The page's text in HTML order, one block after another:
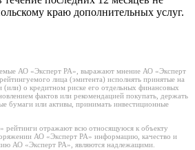
краю дополнительных услуг.
АО «Эксперт РА», выражают мнение АО «Эксперт
лица (эмитента) исполнять принятые на
(или) о кредитном риске его отдельных финансовых
фактов или рекомендацией покупать, держать
бумаги или активы, принимать инвестиционные
рейтинги отражают всю относящуюся к объекту
АО «Эксперт РА» информацию, качество и
АО «Эксперт РА», являются надлежащими.